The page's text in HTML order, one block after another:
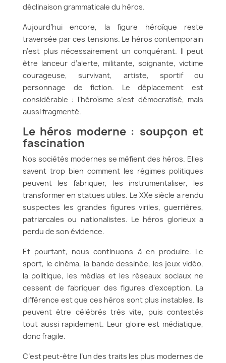
déclinaison grammaticale du héros.
Aujourd’hui encore, la figure héroïque reste
traversée par ces tensions. Le héros contemporain
n’est plus nécessairement un conquérant. Il peut
être lanceur d’alerte, militante, soignante, victime
courageuse, survivant, artiste, sportif ou
personnage de fiction. Le déplacement est
considérable : l’héroïsme s’est démocratisé, mais
aussi fragmenté.
Le héros moderne : soupçon et
fascination
Nos sociétés modernes se méfient des héros. Elles
savent trop bien comment les régimes politiques
peuvent les fabriquer, les instrumentaliser, les
transformer en statues utiles. Le XXe siècle a rendu
suspectes les grandes figures viriles, guerrières,
patriarcales ou nationalistes. Le héros glorieux a
perdu de son évidence.
Et pourtant, nous continuons à en produire. Le
sport, le cinéma, la bande dessinée, les jeux vidéo,
la politique, les médias et les réseaux sociaux ne
cessent de fabriquer des figures d’exception. La
différence est que ces héros sont plus instables. Ils
peuvent être célébrés très vite, puis contestés
tout aussi rapidement. Leur gloire est médiatique,
donc fragile.
C’est peut-être l’un des traits les plus modernes de